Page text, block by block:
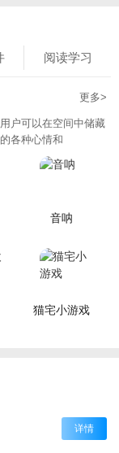
阅读学习
更多>
户可以在空间中储藏
各种心情和
音呐
猫宅小游戏
详情